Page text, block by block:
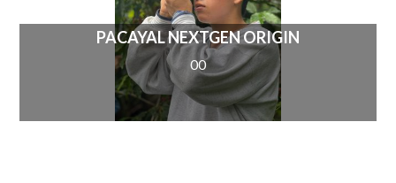
PACAYAL NEXTGEN ORIGIN
00